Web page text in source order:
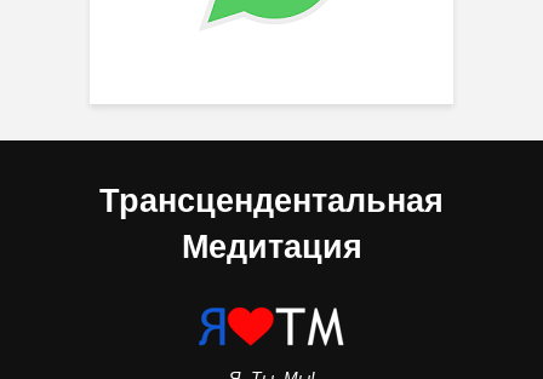
Трансцендентальная
Медитация